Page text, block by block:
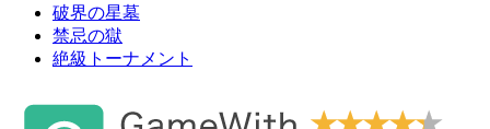
破界の星墓
禁忌の獄
絶級トーナメント